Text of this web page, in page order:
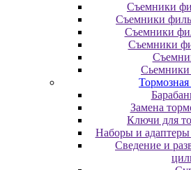
Съемники
Съемники
Съемники
Съемники
Сьемники
Тормозная
Замена
Ключи для
Наборы и адаптеры
Сведение и